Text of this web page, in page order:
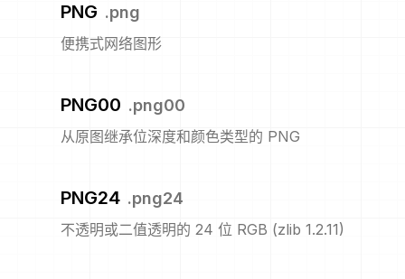
PNG .png
便携式网络图形
PNG00 .png00
从原图继承位深度和颜色类型的 PNG
PNG24 .png24
不透明或二值透明的 24 位 RGB (zlib 1.2.11)